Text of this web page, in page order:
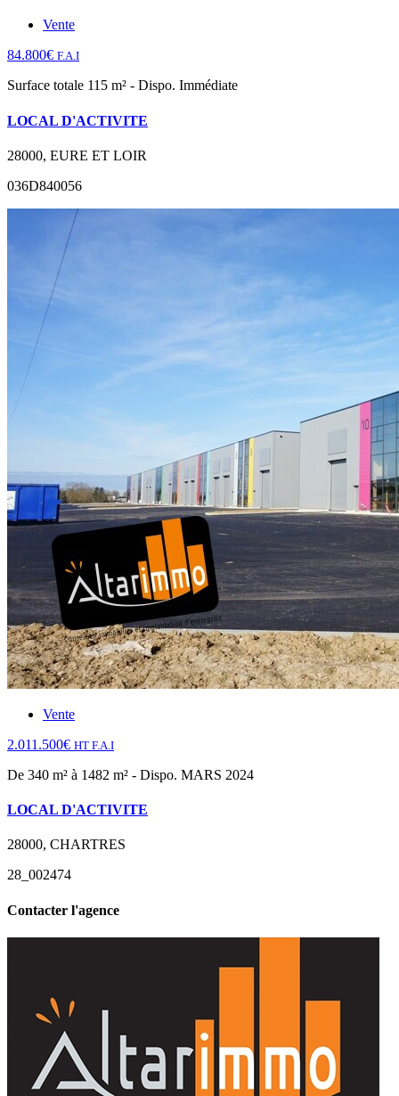
Vente
84.800€ F.A.I
Surface totale 115 m² - Dispo. Immédiate
LOCAL D'ACTIVITE
28000, EURE ET LOIR
036D840056
Vente
2.011.500€ HT F.A.I
De 340 m² à 1482 m² - Dispo. MARS 2024
LOCAL D'ACTIVITE
28000, CHARTRES
28_002474
Contacter l'agence